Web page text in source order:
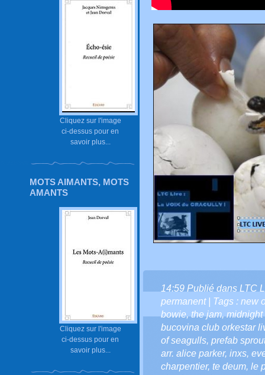
Cliquez sur l'image
ci-dessus pour en
savoir plus...
MOTS AIMANTS, MOTS
AMANTS
Cliquez sur l'image
ci-dessus pour en
savoir plus...
14:59 Publié dans LTC
permanent| Tags : new
bowie,the jam,midnight
bucovina club orkestar
of seagulls, prefab
arr. alice parker, inxs,
charpentier, te deum, le